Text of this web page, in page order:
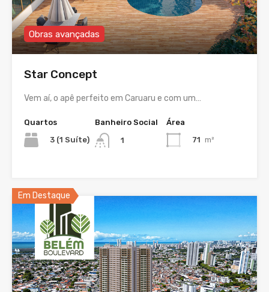
Obras avançadas
Star Concept
Vem aí, o apê perfeito em Caruaru e com um…
Quartos
3 (1 Suíte)
Banheiro Social
1
Área
71 m²
Em Destaque